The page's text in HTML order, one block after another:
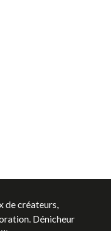
de créateurs,
Dénicheur